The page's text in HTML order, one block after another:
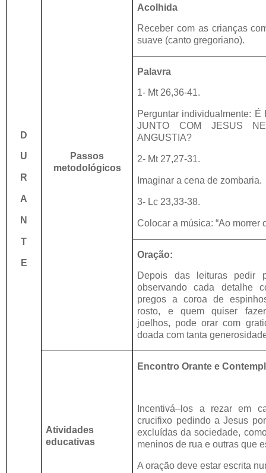
D
U
R
A
N
T
E
Passos
metodológicos
Acolhida
Receber com as crianças
suave (canto gregoriano).
Palavra
1- Mt 26,36-41.
Perguntar individualmente: É
JUNTO COM JESUS
ANGUSTIA?
2- Mt 27,27-31.
Imaginar a cena de zombaria.
3- Lc 23,33-38.
Colocar a música: “Ao morrer
Oração:
Depois das leituras pedir
observando cada detalhe
pregos a coroa de
rosto, e quem quiser
joelhos, pode orar com
doada com tanta
Atividades
educativas
Encontro Orante e
Incentivá–los a rezar em
crucifixo pedindo a Jesus
excluídas da sociedade,
meninos de rua e outras que
A oração deve estar escrita